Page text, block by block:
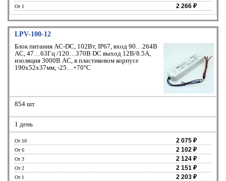
От 1 2 266 ₽
LPV-100-12
Блок питания AC-DC, 102Вт, IP67, вход 90…264В
AC, 47…63Гц /120…370В DC выход 12В/8.5A,
изоляция 3000В AC, в пластиковом корпусе
190х52х37мм, -25…+70°С
854 шт
1 день
От 10 2 075 ₽
От 6 2 102 ₽
От 3 2 124 ₽
От 2 2 151 ₽
От 1 2 203 ₽